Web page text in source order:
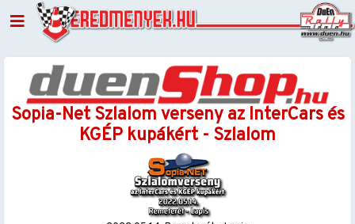
Sopia-Net Szlalom verseny az InterCars és
KGÉP kupákért - Szlalom